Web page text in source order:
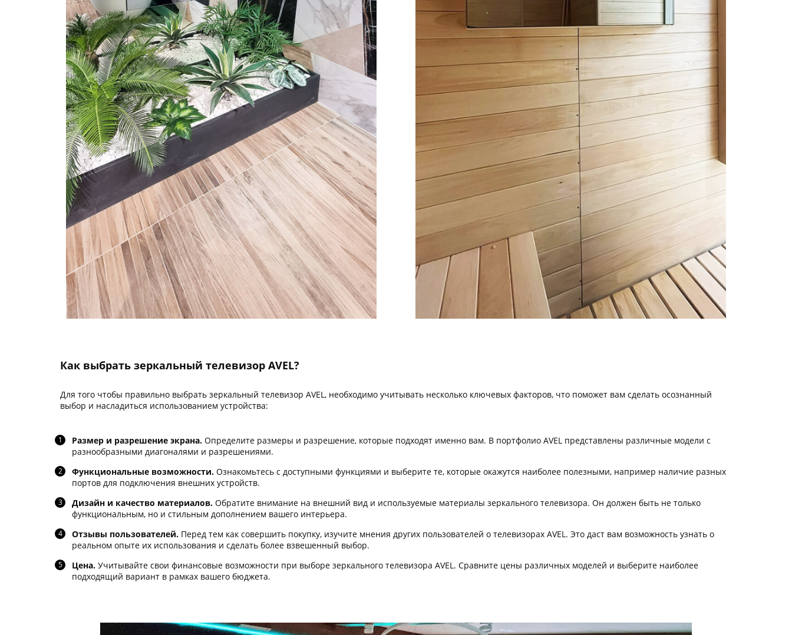
Как выбрать зеркальный телевизор AVEL?
Для того чтобы правильно выбрать зеркальный телевизор AVEL, необходимо учитывать несколько ключевых факторов, что поможет вам сделать осознанный
выбор и насладиться использованием устройства:
Размер и разрешение экрана. Определите размеры и разрешение, которые подходят именно вам. В портфолио AVEL представлены различные модели с
разнообразными диагоналями и разрешениями.
Функциональные возможности. Ознакомьтесь с доступными функциями и выберите те, которые окажутся наиболее полезными, например наличие разных
портов для подключения внешних устройств.
Дизайн и качество материалов. Обратите внимание на внешний вид и используемые материалы зеркального телевизора. Он должен быть не только
функциональным, но и стильным дополнением вашего интерьера.
Отзывы пользователей. Перед тем как совершить покупку, изучите мнения других пользователей о телевизорах AVEL. Это даст вам возможность узнать о
реальном опыте их использования и сделать более взвешенный выбор.
Цена. Учитывайте свои финансовые возможности при выборе зеркального телевизора AVEL. Сравните цены различных моделей и выберите наиболее
подходящий вариант в рамках вашего бюджета.